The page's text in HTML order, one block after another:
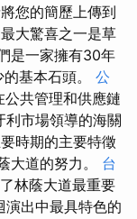
您的簡歷上傳到
大驚喜之一是草
是一家擁有30年
基本石頭。 公
公共管理和供應鏈
利市場領導的海關
時期的主要特徵
大道的努力。 台
林蔭大道最重要
演出中最具特色的